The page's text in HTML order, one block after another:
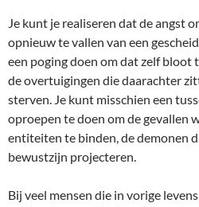
Je kunt je realiseren dat de angst
opnieuw te vallen van een
een poging doen om dat zelf bloot
de overtuigingen die daarachter
sterven. Je kunt misschien een
oproepen te doen om de gevallen
entiteiten te binden, de demonen
bewustzijn projecteren.
Bij veel mensen die in vorige